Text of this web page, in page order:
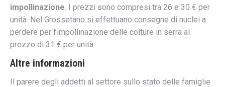
impollinazione. I prezzi sono compresi tra 26 e 30 € per
unità. Nel Grossetano si effettuano consegne di nuclei a
perdere per l’impollinazione delle colture in serra al
prezzo di 31 € per unità.
Altre informazioni
Il parere degli addetti al settore sullo stato delle famiglie